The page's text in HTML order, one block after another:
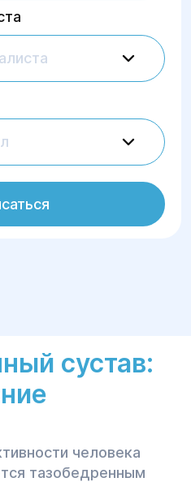
сустав:
человека
тазобедренным